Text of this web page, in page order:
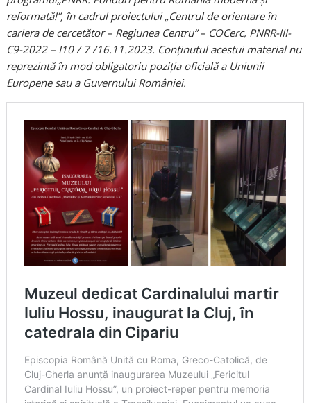
reformată!”, în cadrul proiectului „Centrul de orientare în
cariera de cercetător – Regiunea Centru” – COCerc, PNRR-III-
C9-2022 – I10 / 7 /16.11.2023. Conținutul acestui material nu
reprezintă în mod obligatoriu poziția oficială a Uniunii
Europene sau a Guvernului României.